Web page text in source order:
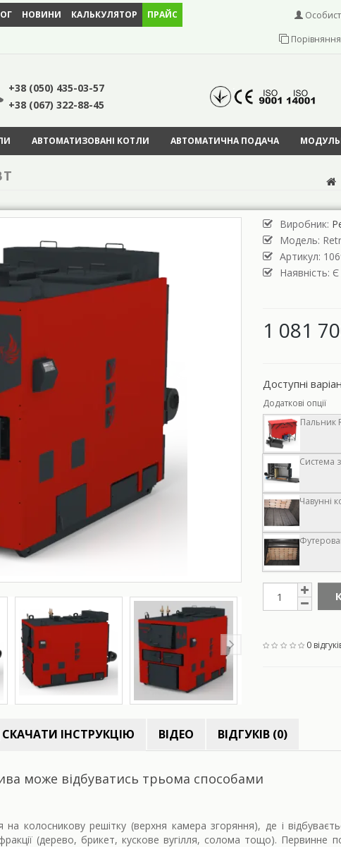
НОВИНИ КАЛЬКУЛЯТОР ПРАЙС
Порівняння
+38 (050) 435-03-57
+38 (067) 322-88-45
АВТОМАТИЗОВАНІ КОТЛИ АВТОМАТИЧНА ПОДАЧА
Виробник:
Модель:
Артикул:
Наявність:
1 081
Доступні
Додаткові опції
Пальник
Система
Чавунні
0
СКАЧАТИ ІНСТРУКЦІЮ ВІДЕО ВІДГУКІВ (0)
може відбуватись трьома способами
колосникову решітку (верхня камера згоряння), де і
(дерево, брикет, кускове вугілля, солома тощо). Первинне